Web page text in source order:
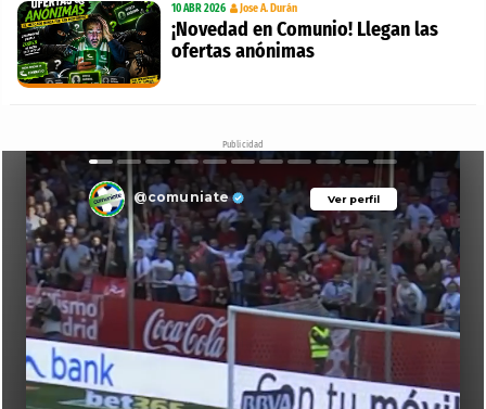
10 ABR 2026 Jose A. Durán
¡Novedad en Comunio! Llegan las
ofertas anónimas
Publicidad
Ver perfil
@comuniate Ver perfil